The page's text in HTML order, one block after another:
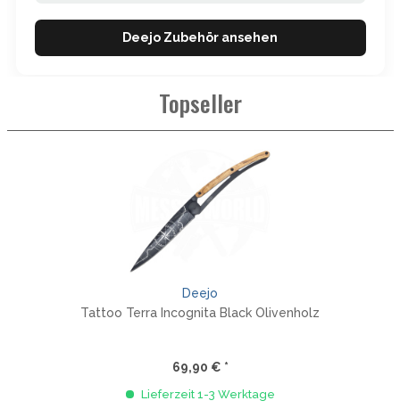
Deejo Zubehör ansehen
Topseller
Deejo
Tattoo Terra Incognita Black Olivenholz
69,90 € *
Lieferzeit 1-3 Werktage